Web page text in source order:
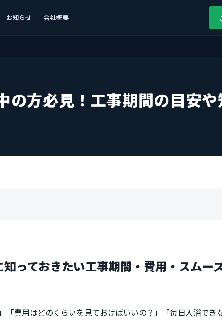
お知らせ 会社概要
の方必見！工事期間の目安
っておきたい工事期間・費用・スムー
「費用はどのくらいを見ておけばいいの？」「毎日入浴でき